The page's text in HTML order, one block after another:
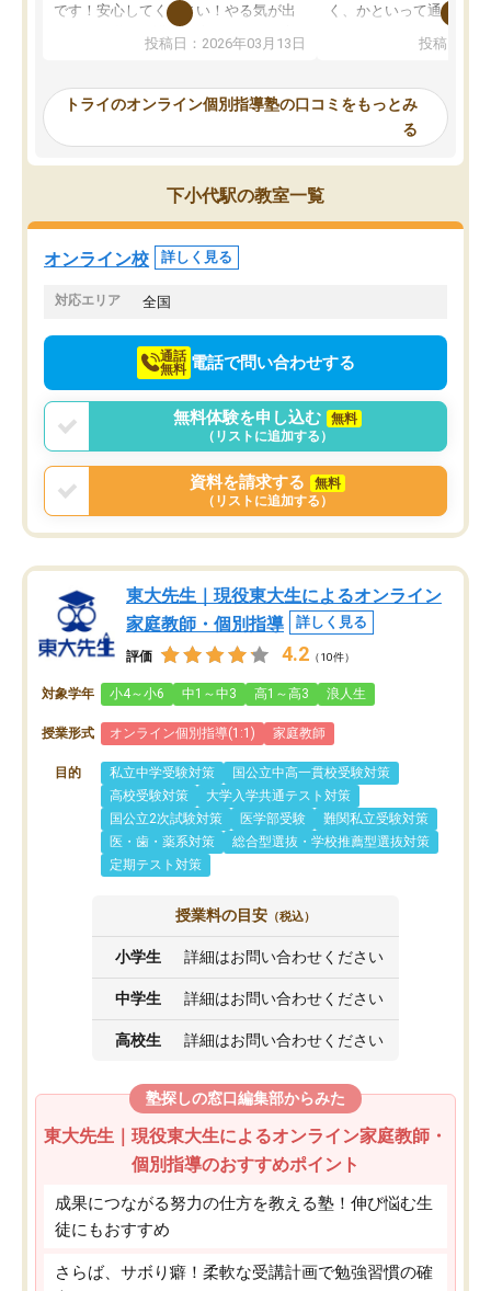
です！安心してください！やる気が出
ないのは私たち講師の責任です」と言
ってくださり、確かに！と考えて、思
ったんですが、学生の先生から学ぶこ
み、徐々に成績が上がったらいいなと
思っていました。何が今足りないのか
を的確に指導いただき、子どももびっ
くりするほど楽しんでやる気を持って
塾を受けています。狙い通り、少しず
つ成績も上がり、苦手意識も無くなっ
てきたので、さらに苦手な数学も追加
でお願いしました。来年の高校受験に
投稿日：2026年03月13日
く、かといって通うには
可能なので本当に助か
らないところをピンポイ
頂いて、とてもわかり
していました。一生を
スト、多少お金がかかっ
投稿日：
トライのオンライン個別指導塾の口コミをもっとみ
る
下小代駅の教室一覧
オンライン校 詳しく見る
対応エリア 全国
通話
無料 電話で問い合わせする
無料体験を申し込む
無料
（リストに追加する）
資料を請求する
無料
（リストに追加する）
東大先生｜現役東大生によるオンライン
家庭教師・個別指導
詳しく見る
評価 4.2 （10件）
対象学年 小4～小6 中1～中3 高1～高3 浪人生
授業形式 オンライン個別指導(1:1) 家庭教師
目的 私立中学受験対策
国公立中高一貫校受験対策
高校受験対策
大学入学共通テスト対策
国公立2次試験対策
医学部受験
難関私立受験対策
医・歯・薬系対策
総合型選抜・学校推薦型選抜対策
定期テスト対策
授業料の目安 （税込）
小学生 詳細はお問い合わせください
中学生 詳細はお問い合わせください
高校生 詳細はお問い合わせください
塾探しの窓口編集部からみた
東大先生｜現役東大生によるオンライン家庭教師・
個別指導のおすすめポイント
成果につながる努力の仕方を教える塾！伸び悩む生
徒にもおすすめ
さらば、サボり癖！柔軟な受講計画で勉強習慣の確